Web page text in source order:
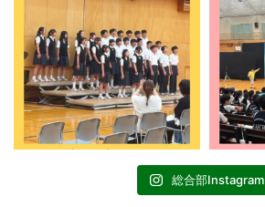
総合部Instagram